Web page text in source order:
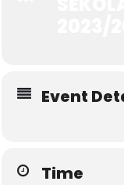
Event
Time